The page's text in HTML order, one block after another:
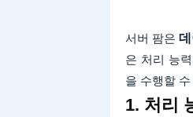
서버 팜은
은 처리 능
을 수행할
1. 처리